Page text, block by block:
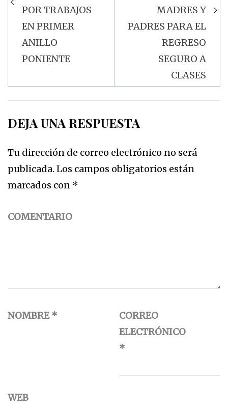
POR TRABAJOS
EN PRIMER
ANILLO
PONIENTE
MADRES Y
PADRES PARA EL
REGRESO
SEGURO A
CLASES
DEJA UNA RESPUESTA
Tu dirección de correo electrónico no será
publicada. Los campos obligatorios están
marcados con *
COMENTARIO
NOMBRE*
CORREO
ELECTRÓNICO
*
WEB